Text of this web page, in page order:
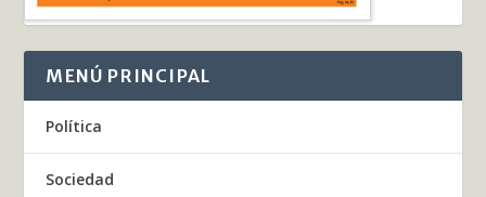
MENÚ PRINCIPAL
Política
Sociedad